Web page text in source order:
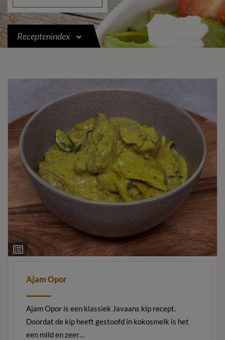
Receptenindex
Ingrediëntenlijst
Ajam Opor
Ajam Opor is een klassiek Javaans kip recept.
Doordat de kip heeft gestoofd in kokosmelk is het
een mild en zeer…